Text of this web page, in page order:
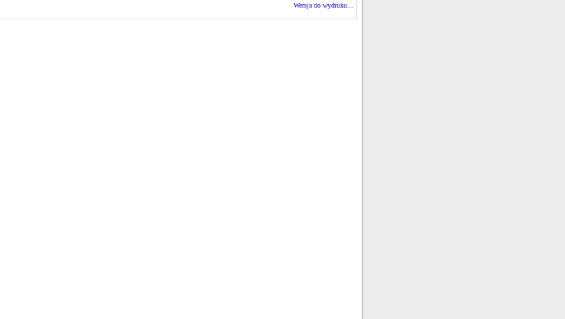
Wersja do wydruku...